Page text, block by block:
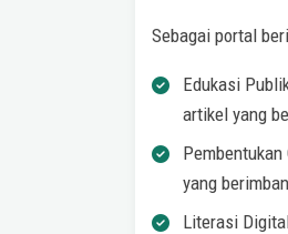
Sebagai portal
Edukasi
artikel yang
yang
Literasi